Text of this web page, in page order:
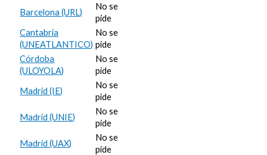
Barcelona (URL)
No se
pide
Cantabria
(UNEATLANTICO)
No se
pide
Córdoba
(ULOYOLA)
No se
pide
Madrid (IE)
No se
pide
Madrid (UNIE)
No se
pide
Madrid (UAX)
No se
pide